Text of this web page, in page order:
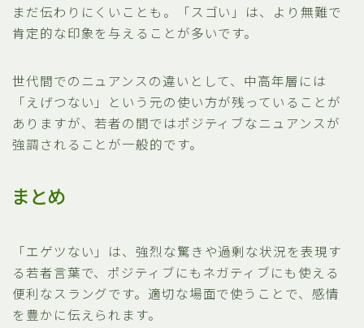
まだ伝わりにくいことも。「スゴい」は、より無難で
肯定的な印象を与えることが多いです。
世代間でのニュアンスの違いとして、中高年層には
「えげつない」という元の使い方が残っていることが
ありますが、若者の間ではポジティブなニュアンスが
強調されることが一般的です。
まとめ
「エゲツない」は、強烈な驚きや過剰な状況を表現す
る若者言葉で、ポジティブにもネガティブにも使える
便利なスラングです。適切な場面で使うことで、感情
を豊かに伝えられます。